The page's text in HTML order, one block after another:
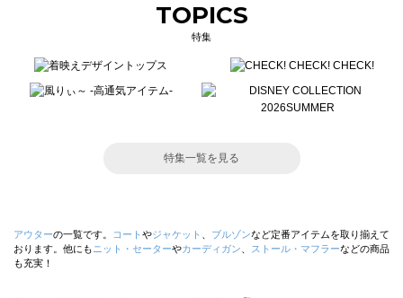
TOPICS
特集
特集一覧を見る
アウターの一覧です。 コート やジャケット ブルゾンなど定番アイテムを取り揃えて
おります。他にも ニット・セーターやカーディガン ストール・マフラーなどの商品
も充実！